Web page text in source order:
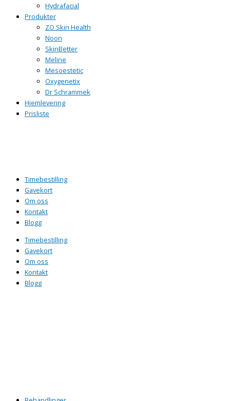
Hydrafacial
Produkter
ZO Skin Health
Noon
SkinBetter
Meline
Mesoestetic
Oxygenetix
Dr Schrammek
Hjemlevering
Prisliste
Timebestilling
Gavekort
Om oss
Kontakt
Blogg
Timebestilling
Gavekort
Om oss
Kontakt
Blogg